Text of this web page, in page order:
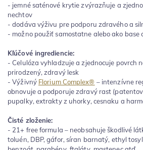
- jemné saténové krytie zvýrazňuje a
nechtov
- dodáva výživu pre podporu zdravého a
- možno použiť samostatne alebo ako base
Kľúčové ingrediencie:
- Celulóza vyhladzuje a zjednocuje povrch
prirodzený, zdravý lesk
- Výživný Florium Complex® – intenzívne
obnovuje a podporuje zdravý rast
pupalky, extrakty z uhorky, cesnaku a
Čisté zloženie:
- 21+ free formula – neobsahuje škodlivé
toluén, DBP, gáfor, síran barnatý, ethyl